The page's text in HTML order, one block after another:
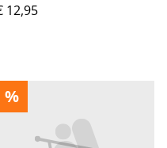
12,95
%